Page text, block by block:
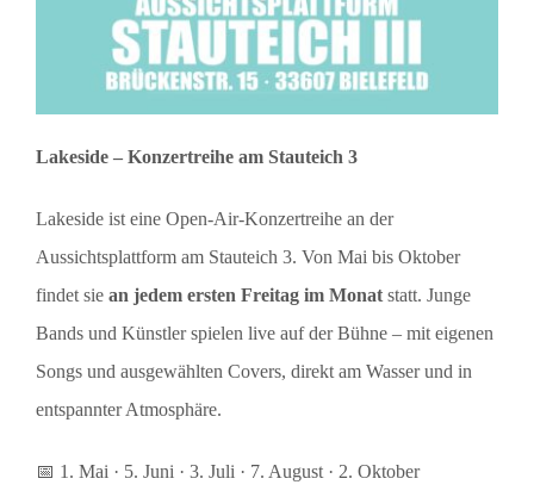
Lakeside – Konzertreihe am Stauteich 3
Lakeside ist eine Open-Air-Konzertreihe an der
Aussichtsplattform am Stauteich 3. Von Mai bis Oktober
findet sie an jedem ersten Freitag im Monatstatt. Junge
Bands und Künstler spielen live auf der Bühne – mit eigenen
Songs und ausgewählten Covers, direkt am Wasser und in
entspannter Atmosphäre.
📅 1. Mai · 5. Juni · 3. Juli · 7. August · 2. Oktober